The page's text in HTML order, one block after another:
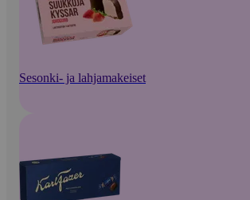
Sesonki- ja lahjamakeiset